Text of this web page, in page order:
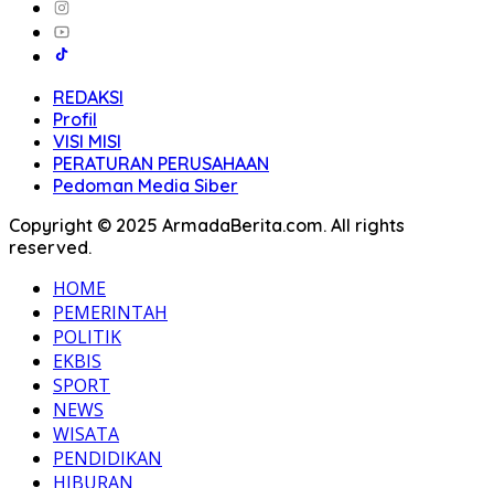
REDAKSI
Profil
VISI MISI
PERATURAN PERUSAHAAN
Pedoman Media Siber
Copyright © 2025 ArmadaBerita.com. All rights
reserved.
HOME
PEMERINTAH
POLITIK
EKBIS
SPORT
NEWS
WISATA
PENDIDIKAN
HIBURAN